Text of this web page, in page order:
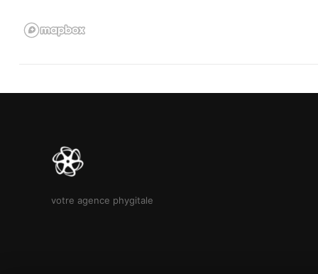
votre agence phygitale